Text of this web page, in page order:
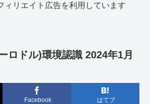
ィリエイト広告を利用しています
ロドル)環境認識 2024年1月
Facebook はてブ